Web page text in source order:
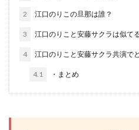
2 江口のりこの旦那は誰？
3 江口のりこと安藤サクラは似て
4 江口のりこと安藤サクラ共演で
4.1 ・まとめ